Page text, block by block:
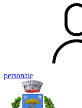
personale